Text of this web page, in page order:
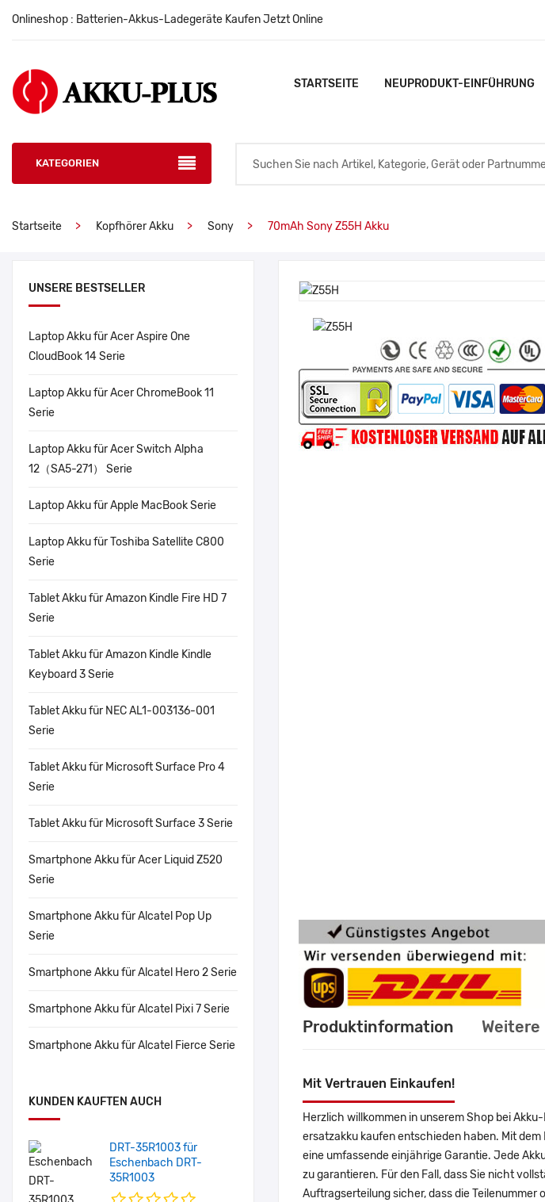
Onlineshop : Batterien-Akkus-Ladegeräte Kaufen Jetzt Online
STARTSEITE NEUPRODUKT-EINFÜHRUNG
KATEGORIEN
Startseite Kopfhörer Akku Sony 70mAh Sony Z55H Akku
UNSERE BESTSELLER
Laptop Akku für Acer Aspire One
CloudBook 14 Serie
Laptop Akku für Acer ChromeBook 11
Serie
Laptop Akku für Acer Switch Alpha
12（SA5-271） Serie
Laptop Akku für Apple MacBook Serie
Laptop Akku für Toshiba Satellite C800
Serie
Tablet Akku für Amazon Kindle Fire HD 7
Serie
Tablet Akku für Amazon Kindle Kindle
Keyboard 3 Serie
Tablet Akku für NEC AL1-003136-001
Serie
Tablet Akku für Microsoft Surface Pro 4
Serie
Tablet Akku für Microsoft Surface 3 Serie
Smartphone Akku für Acer Liquid Z520
Serie
Smartphone Akku für Alcatel Pop Up
Serie
Smartphone Akku für Alcatel Hero 2 Serie
Smartphone Akku für Alcatel Pixi 7 Serie
Smartphone Akku für Alcatel Fierce Serie
KUNDEN KAUFTEN AUCH
DRT-35R1003 für
Eschenbach DRT-
35R1003
Produktinformation
Mit Vertrauen Einkaufen!
Herzlich willkommen in unserem Shop bei
ersatzakku kaufen entschieden haben. Mit dem
eine umfassende einjährige Garantie. Jede
zu garantieren. Für den Fall, dass Sie nicht
Auftragserteilung sicher, dass die Teilenummer